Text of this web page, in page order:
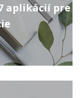
aplikácií pre